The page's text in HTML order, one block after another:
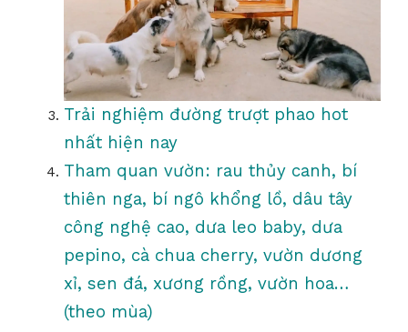
Trải nghiệm đường trượt phao hot
nhất hiện nay
Tham quan vườn: rau thủy canh, bí
thiên nga, bí ngô khổng lồ, dâu tây
công nghệ cao, dưa leo baby, dưa
pepino, cà chua cherry, vườn dương
xỉ, sen đá, xương rồng, vườn hoa…
(theo mùa)